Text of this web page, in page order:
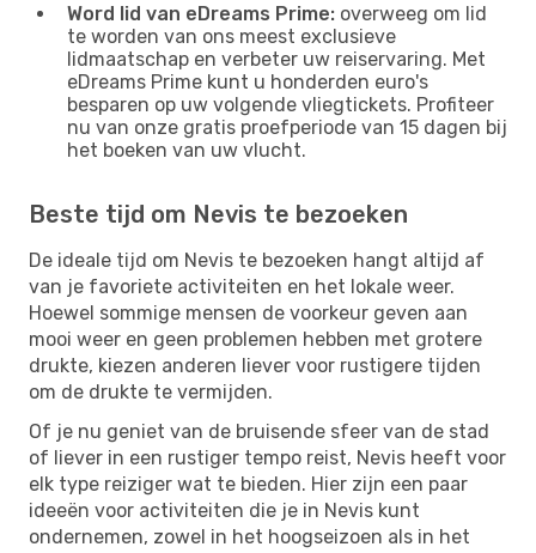
Word lid van eDreams Prime: overweeg om lid
te worden van ons meest exclusieve
lidmaatschap en verbeter uw reiservaring. Met
eDreams Prime kunt u honderden euro's
besparen op uw volgende vliegtickets. Profiteer
nu van onze gratis proefperiode van 15 dagen bij
het boeken van uw vlucht.
Beste tijd om Nevis te bezoeken
De ideale tijd om Nevis te bezoeken hangt altijd af
van je favoriete activiteiten en het lokale weer.
Hoewel sommige mensen de voorkeur geven aan
mooi weer en geen problemen hebben met grotere
drukte, kiezen anderen liever voor rustigere tijden
om de drukte te vermijden.
Of je nu geniet van de bruisende sfeer van de stad
of liever in een rustiger tempo reist, Nevis heeft voor
elk type reiziger wat te bieden. Hier zijn een paar
ideeën voor activiteiten die je in Nevis kunt
ondernemen, zowel in het hoogseizoen als in het